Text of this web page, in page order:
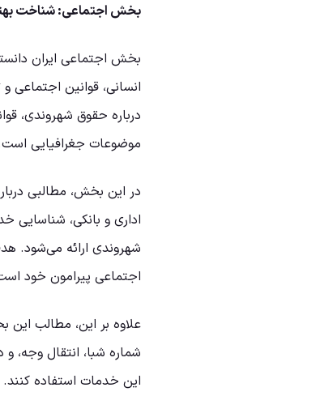
بخش اجتماعی: شناخت
بخش اجتماعی ایران
انسانی، قوانین اجتماعی
درباره حقوق شهروندی،
موضوعات جغرافیایی
در این بخش، مطالبی
اداری و بانکی، شناسایی
شهروندی ارائه می‌شود.
اجتماعی پیرامون خود
علاوه بر این، مطالب این
شماره شبا، انتقال وجه، و
این خدمات استفاده کنند.